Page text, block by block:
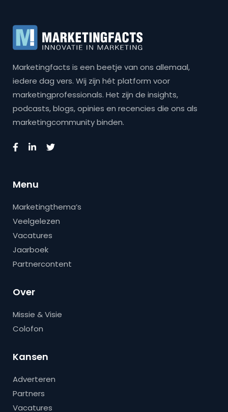
Marketingfacts is een beetje van ons allemaal,
iedere dag vers. Wij zijn hét platform voor
marketingprofessionals. Het zijn de insights,
podcasts, blogs, opinies en recencies die ons als
marketingcommunity binden.
Menu
Marketingthema’s
Veelgelezen
Vacatures
Jaarboek
Partnercontent
Over
Missie & Visie
Colofon
Kansen
Adverteren
Partners
Vacatures